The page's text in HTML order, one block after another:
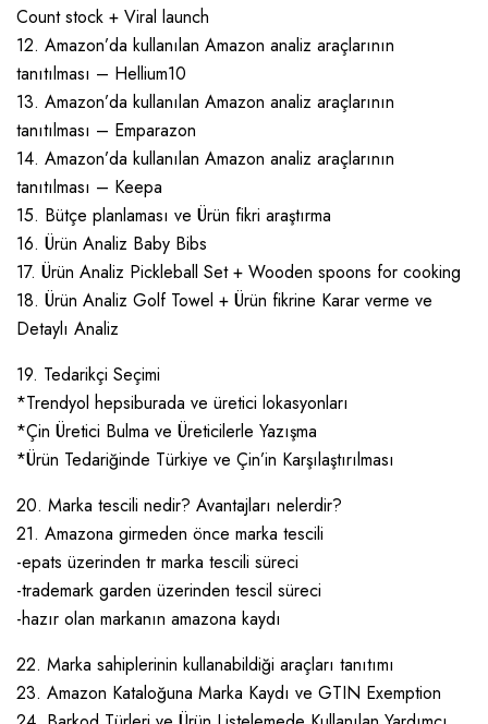
Count stock + Viral launch
12. Amazon’da kullanılan Amazon analiz araçlarının
tanıtılması – Hellium10
13. Amazon’da kullanılan Amazon analiz araçlarının
tanıtılması – Emparazon
14. Amazon’da kullanılan Amazon analiz araçlarının
tanıtılması – Keepa
15. Bütçe planlaması ve Ürün fikri araştırma
16. Ürün Analiz Baby Bibs
17. Ürün Analiz Pickleball Set + Wooden spoons for cooking
18. Ürün Analiz Golf Towel + Ürün fikrine Karar verme ve
Detaylı Analiz
19. Tedarikçi Seçimi
*Trendyol hepsiburada ve üretici lokasyonları
*Çin Üretici Bulma ve Üreticilerle Yazışma
*Ürün Tedariğinde Türkiye ve Çin’in Karşılaştırılması
20. Marka tescili nedir? Avantajları nelerdir?
21. Amazona girmeden önce marka tescili
-epats üzerinden tr marka tescili süreci
-trademark garden üzerinden tescil süreci
-hazır olan markanın amazona kaydı
22. Marka sahiplerinin kullanabildiği araçları tanıtımı
23. Amazon Kataloğuna Marka Kaydı ve GTIN Exemption